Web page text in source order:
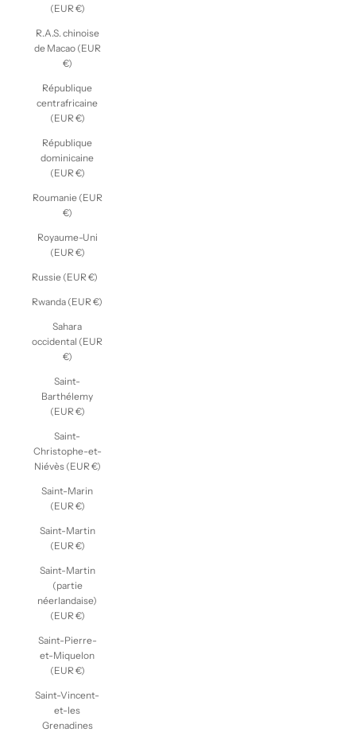
(EUR €)
R.A.S. chinoise
de Macao (EUR
€)
République
centrafricaine
(EUR €)
République
dominicaine
(EUR €)
Roumanie (EUR
€)
Royaume-Uni
(EUR €)
Russie (EUR €)
Rwanda (EUR €)
Sahara
occidental (EUR
€)
Saint-
Barthélemy
(EUR €)
Saint-
Christophe-et-
Niévès (EUR €)
Saint-Marin
(EUR €)
Saint-Martin
(EUR €)
Saint-Martin
(partie
néerlandaise)
(EUR €)
Saint-Pierre-
et-Miquelon
(EUR €)
Saint-Vincent-
et-les
Grenadines